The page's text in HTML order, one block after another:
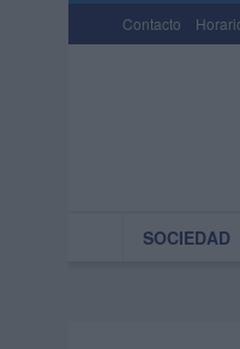
Contacto
SOCIEDAD